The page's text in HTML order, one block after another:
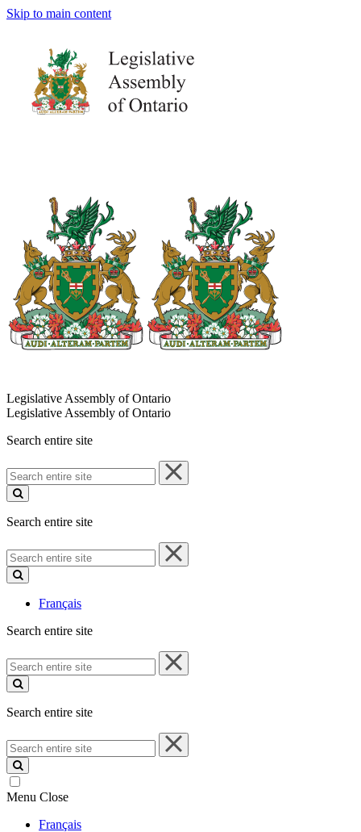
Skip to main content
Legislative Assembly of Ontario
Legislative Assembly of Ontario
Search entire site
Search
entire
site
Search entire site
Search
entire
site
Français
Search entire site
Search
entire
site
Search entire site
Search
entire
site
Menu Close
Français